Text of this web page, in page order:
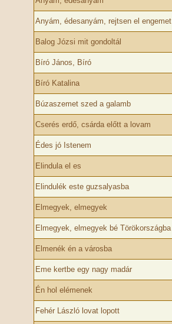
Anyám, édesanyám, rejtsen el engemet
Balog Józsi mit gondoltál
Bíró János, Bíró
Bíró Katalina
Búzaszemet szed a galamb
Cserés erdő, csárda előtt a lovam
Édes jó Istenem
Elindula el es
Elindulék este guzsalyasba
Elmegyek, elmegyek
Elmegyek, elmegyek bé Törökországba
Elmenék én a városba
Eme kertbe egy nagy madár
Én hol elémenek
Fehér László lovat lopott